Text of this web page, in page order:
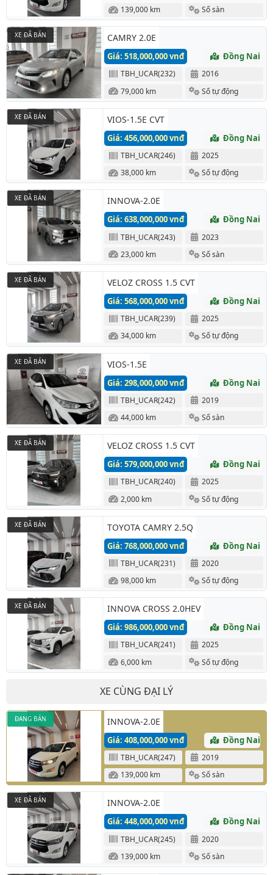
139,000 km Số sàn
CAMRY 2.0E
Giá: 518,000,000 vnđ Đồng Nai
TBH_UCAR(232)
2016
79,000 km
Số tự động
XE ĐÃ BÁN
VIOS-1.5E CVT
Giá: 456,000,000 vnđ Đồng Nai
TBH_UCAR(246)
2025
38,000 km
Số tự động
XE ĐÃ BÁN
INNOVA-2.0E
Giá: 638,000,000 vnđ Đồng Nai
TBH_UCAR(243)
2023
23,000 km
Số sàn
XE ĐÃ BÁN
VELOZ CROSS 1.5 CVT
Giá: 568,000,000 vnđ Đồng Nai
TBH_UCAR(239)
2025
34,000 km
Số tự động
XE ĐÃ BÁN
VIOS-1.5E
Giá: 298,000,000 vnđ Đồng Nai
TBH_UCAR(242)
2019
44,000 km
Số sàn
XE ĐÃ BÁN
VELOZ CROSS 1.5 CVT
Giá: 579,000,000 vnđ Đồng Nai
TBH_UCAR(240)
2025
2,000 km
Số tự động
XE ĐÃ BÁN
TOYOTA CAMRY 2.5Q
Giá: 768,000,000 vnđ Đồng Nai
TBH_UCAR(231)
2020
98,000 km
Số tự động
XE ĐÃ BÁN
INNOVA CROSS 2.0HEV
Giá: 986,000,000 vnđ Đồng Nai
TBH_UCAR(241)
2025
6,000 km
Số tự động
XE ĐÃ BÁN
XE CÙNG ĐẠI LÝ
INNOVA-2.0E
Giá: 408,000,000 vnđ Đồng Nai
TBH_UCAR(247)
2019
139,000 km
Số sàn
ĐANG BÁN
INNOVA-2.0E
Giá: 448,000,000 vnđ Đồng Nai
TBH_UCAR(245)
2020
139,000 km
Số sàn
XE ĐÃ BÁN